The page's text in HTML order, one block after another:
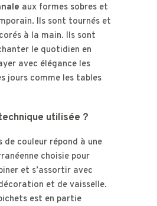
aux formes sobres et
Ils sont tournés et
à la main. Ils sont
le quotidien en
avec élégance les
jours comme les tables
utilisée ?
de couleur répond à une
choisie pour
et s’assortir avec
et de vaisselle.
est en partie